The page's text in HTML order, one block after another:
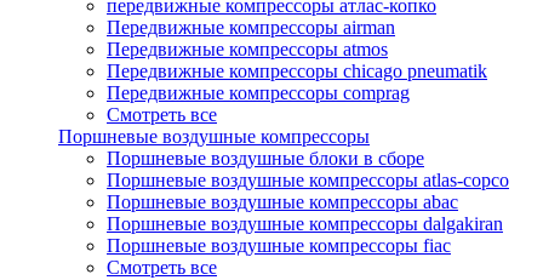
передвижные компрессоры атлас-копко
Передвижные компрессоры airman
Передвижные компрессоры atmos
Передвижные компрессоры chicago pneumatik
Передвижные компрессоры comprag
Смотреть все
Поршневые воздушные компрессоры
Поршневые воздушные блоки в сборе
Поршневые воздушные компрессоры atlas-copco
Поршневые воздушные компрессоры abac
Поршневые воздушные компрессоры dalgakiran
Поршневые воздушные компрессоры fiac
Смотреть все